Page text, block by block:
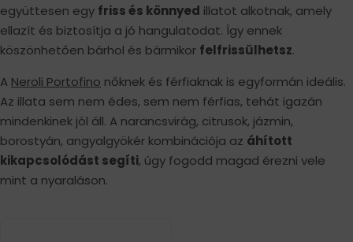
együttesen egy friss és könnyed illatot alkotnak, amely
ellazít és biztosítja a jó hangulatodat. Így ennek
köszönhetően bárhol és bármikor felfrissülhetsz.
A Neroli Portofino nőknek és férfiaknak is egyformán ideális.
Az illata sem nem édes, sem nem férfias, tehát igazán
mindenkinek jól áll. A narancsvirág, citrusok, jázmin,
borostyán, angyalgyökér kombinációja az áhított
kikapcsolódást segíti, úgy fogodd magad érezni vele
mint a nyaraláson.